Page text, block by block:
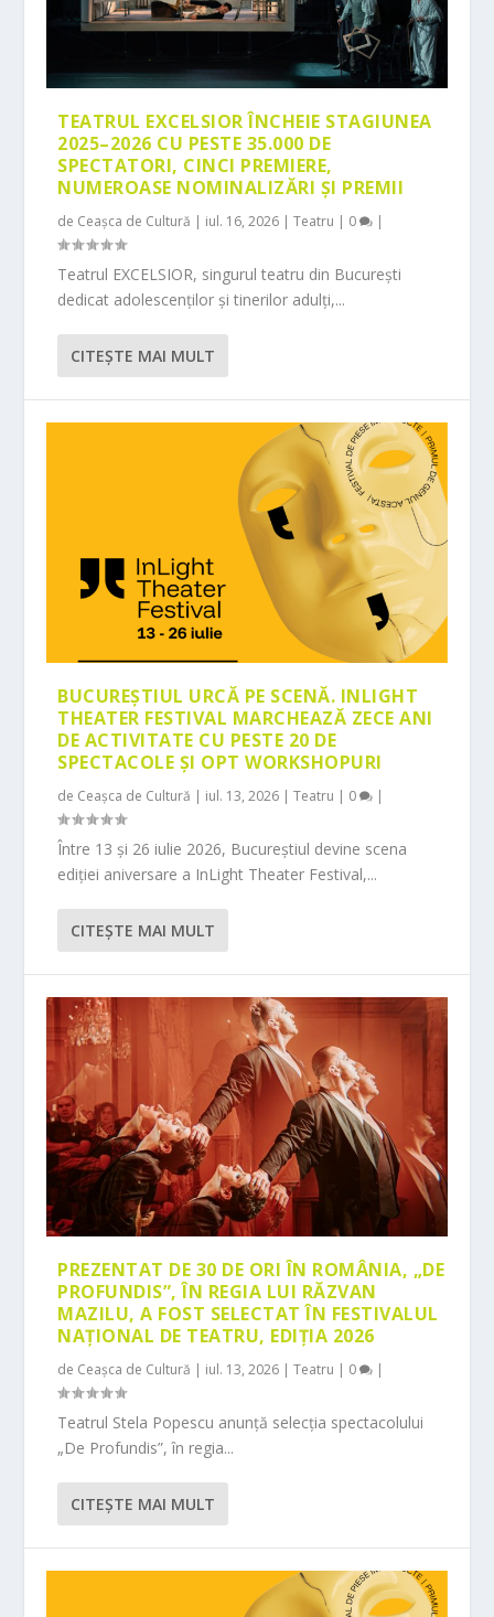
TEATRUL EXCELSIOR ÎNCHEIE STAGIUNEA
2025–2026 CU PESTE 35.000 DE
SPECTATORI, CINCI PREMIERE,
NUMEROASE NOMINALIZĂRI ȘI PREMII
de Ceașca de Cultură | iul. 16, 2026 |Teatru | 0 |
Teatrul EXCELSIOR, singurul teatru din București
dedicat adolescenților și tinerilor adulți,...
CITEŞTE MAI MULT
BUCUREȘTIUL URCĂ PE SCENĂ. INLIGHT
THEATER FESTIVAL MARCHEAZĂ ZECE ANI
DE ACTIVITATE CU PESTE 20 DE
SPECTACOLE ȘI OPT WORKSHOPURI
de Ceașca de Cultură | iul. 13, 2026 |Teatru | 0 |
Între 13 și 26 iulie 2026, Bucureștiul devine scena
ediției aniversare a InLight Theater Festival,...
CITEŞTE MAI MULT
PREZENTAT DE 30 DE ORI ÎN ROMÂNIA, „DE
PROFUNDIS”, ÎN REGIA LUI RĂZVAN
MAZILU, A FOST SELECTAT ÎN FESTIVALUL
NAȚIONAL DE TEATRU, EDIȚIA 2026
de Ceașca de Cultură | iul. 13, 2026 |Teatru | 0 |
Teatrul Stela Popescu anunță selecția spectacolului
„De Profundis”, în regia...
CITEŞTE MAI MULT